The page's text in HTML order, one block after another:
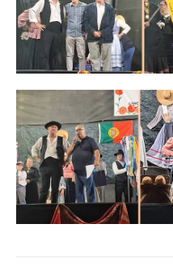
OFERTAS DE EMPREGO
CONTACTO E HORÁRIO GIP
CONTACTOS